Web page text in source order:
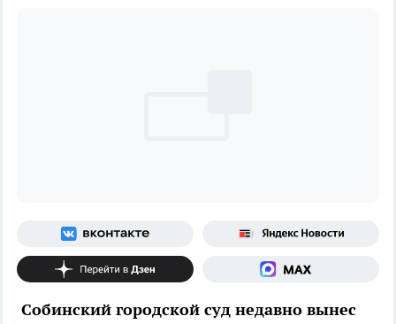
Собинский городской суд недавно вынес